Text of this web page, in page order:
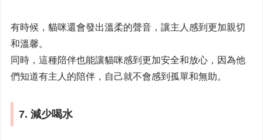
有時候，貓咪還會發出溫柔的聲音，讓主人感到更加親切
和溫馨。
同時，這種陪伴也能讓貓咪感到更加安全和放心，因為他
們知道有主人的陪伴，自己就不會感到孤單和無助。
7. 減少喝水